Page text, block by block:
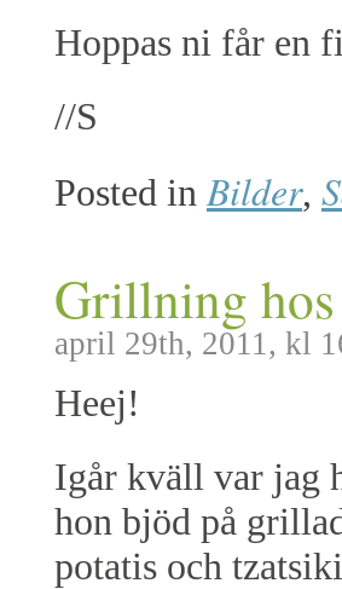
Hoppas ni får en
//S
Posted in Bilder,
Grillning
april 29th, 2011, kl
Heej!
Igår kväll var jag
hon bjöd på
potatis och